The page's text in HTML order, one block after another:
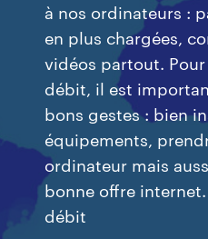
à nos ordinateurs :
en plus chargées,
vidéos partout.
débit, il est
bons gestes : bien
équipements,
ordinateur mais
bonne offre
débit